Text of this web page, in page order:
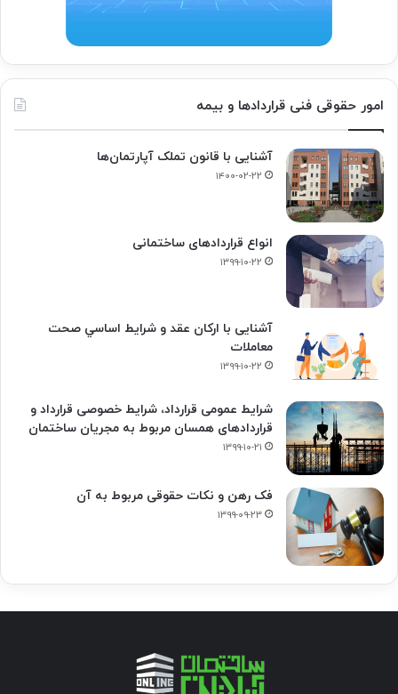
امور حقوقی فنی قراردادها و بیمه
آشنایی با قانون تملک آپارتمان‌ها
۱۴۰۰-۰۲-۲۲
انواع قراردادهای ساختمانی
۱۳۹۹-۱۰-۲۲
آشنایی با ارکان عقد و شرايط اساسي صحت
معاملات
۱۳۹۹-۱۰-۲۲
شرایط عمومی قرارداد، شرایط خصوصی قرارداد و
قراردادهای همسان مربوط به مجریان ساختمان
۱۳۹۹-۱۰-۲۱
فک‌ رهن و نکات حقوقی مربوط به آن
۱۳۹۹-۰۹-۲۳